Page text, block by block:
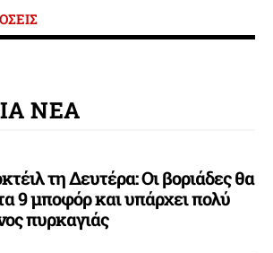
ΝΕΑ
τη Δευτέρα: Οι βοριάδες θα
9 μποφόρ και υπάρχει πολύ
πυρκαγιάς